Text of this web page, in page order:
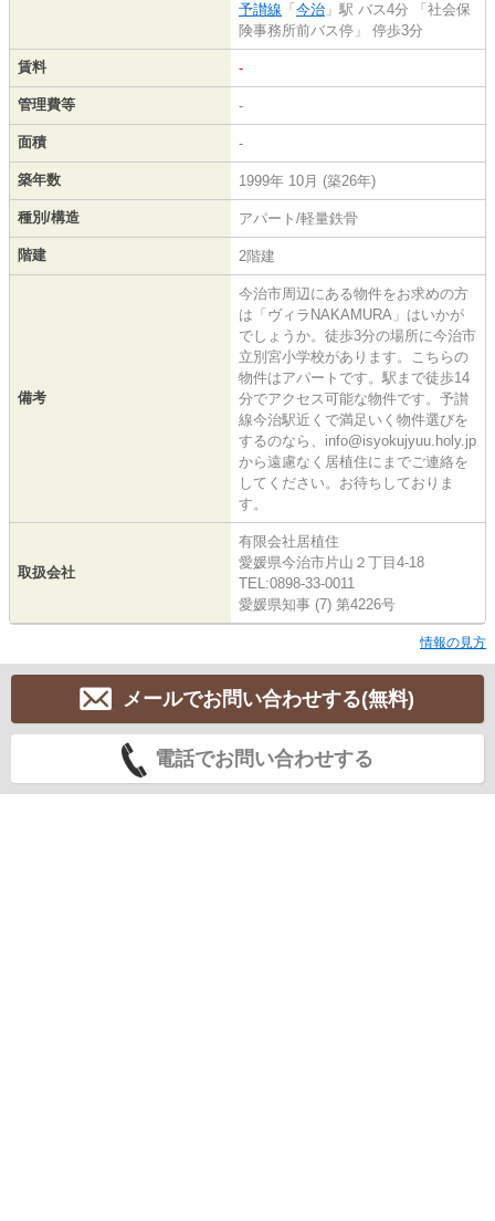
予讃線 「 今治 」駅 バス4分 「社会保
険事務所前バス停」 停歩3分
賃料 -
管理費等 -
面積 -
築年数 1999年 10月 (築26年)
種別/構造 アパート/軽量鉄骨
階建 2階建
備考
今治市周辺にある物件をお求めの方
は「ヴィラNAKAMURA」はいかが
でしょうか。徒歩3分の場所に今治市
立別宮小学校があります。こちらの
物件はアパートです。駅まで徒歩14
分でアクセス可能な物件です。予讃
線今治駅近くで満足いく物件選びを
するのなら、info@isyokujyuu.holy.jp
から遠慮なく居植住にまでご連絡を
してください。お待ちしておりま
す。
取扱会社
有限会社居植住
愛媛県今治市片山２丁目4-18
TEL:0898-33-0011
愛媛県知事 (7) 第4226号
情報の見方
メールでお問い合わせする(無料)
電話でお問い合わせする